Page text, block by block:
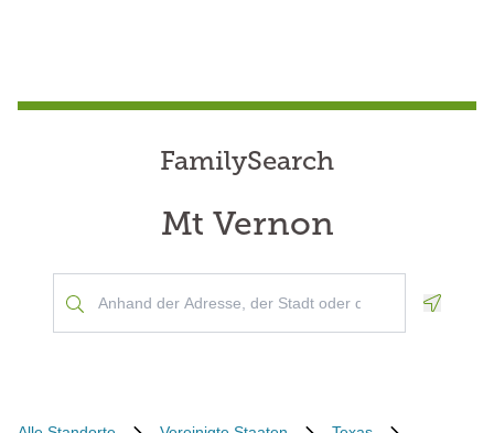
FamilySearch
Mt Vernon